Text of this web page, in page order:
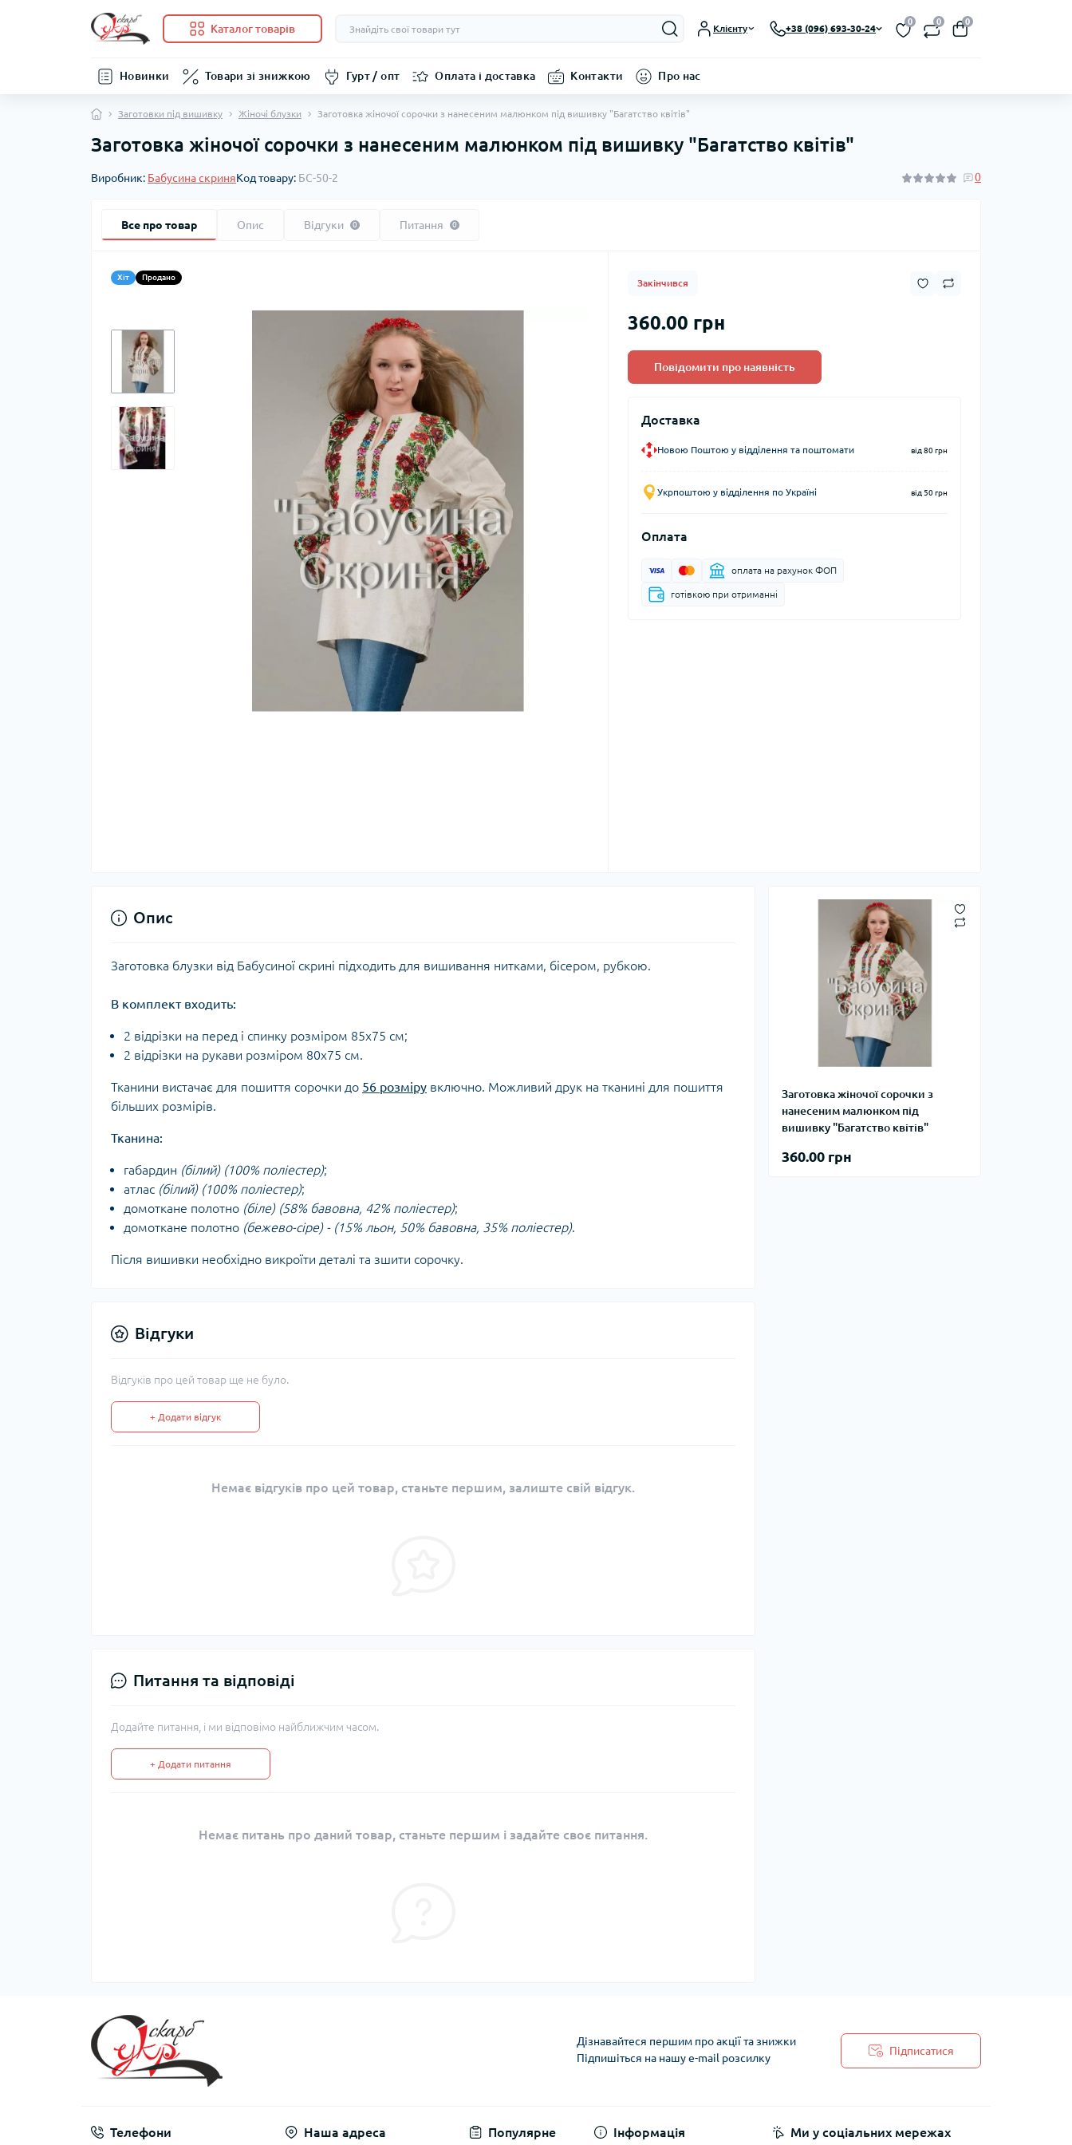
Каталог товарів Клієнту +38 (096) 693-30-24
0 0 0
Новинки Товари зі знижкою Гурт / опт Оплата і доставка Контакти Про нас
Заготовки під вишивку Жіночі блузки Заготовка жіночої сорочки з нанесеним малюнком під вишивку "Багатство квітів"
Заготовка жіночої сорочки з нанесеним малюнком під вишивку "Багатство квітів"
Виробник: Бабусина скриняКод товару: БС-50-2 0
Все про товар Опис Відгуки 0 Питання 0
Хіт Продано
Закінчився
360.00 грн
Повідомити про наявність
Доставка
Новою Поштою у відділення та поштомати від 80 грн
Укрпоштою у відділення по Україні від 50 грн
Оплата
оплата на рахунок ФОП
готівкою при отриманні
Заготовка жіночої сорочки з
нанесеним малюнком під
вишивку "Багатство квітів"
360.00 грн
Опис
Заготовка блузки від Бабусиної скрині підходить для вишивання нитками, бісером, рубкою.
В комплект входить:
2 відрізки на перед і спинку розміром 85x75 см;
2 відрізки на рукави розміром 80x75 см.
Тканини вистачає для пошиття сорочки до 56 розміру включно. Можливий друк на тканині для пошиття
більших розмірів.
Тканина:
габардин (білий) (100% поліестер);
атлас (білий) (100% поліестер);
домоткане полотно (біле) (58% бавовна, 42% поліестер);
домоткане полотно (бежево-сіре) - (15% льон, 50% бавовна, 35% поліестер).
Після вишивки необхідно викроїти деталі та зшити сорочку.
Відгуки
Відгуків про цей товар ще не було.
+ Додати відгук
Немає відгуків про цей товар, станьте першим, залиште свій відгук.
Питання та відповіді
Додайте питання, і ми відповімо найближчим часом.
+ Додати питання
Немає питань про даний товар, станьте першим і задайте своє питання.
Дізнавайтеся першим про акції та знижки
Підпишіться на нашу e-mail розсилку
Підписатися
Телефони Наша адреса Популярне Інформація Ми у соціальних мережах